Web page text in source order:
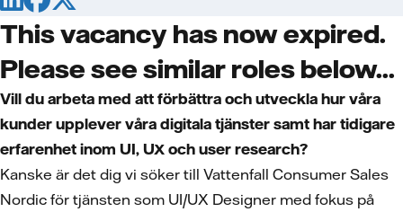
This vacancy has now expired.
Please see similar roles below...
Vill du arbeta med att förbättra och utveckla hur våra
kunder upplever våra digitala tjänster samt har tidigare
erfarenhet inom UI, UX och user research?
Kanske är det dig vi söker till Vattenfall Consumer Sales
Nordic för tjänsten som UI/UX Designer med fokus på